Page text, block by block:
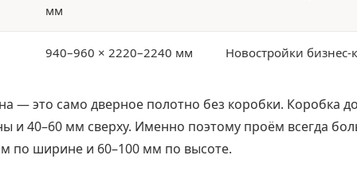
мм
940–960 × 2220–2240 мм Новостройки бизнес-
— это само дверное полотно без коробки. Коробка
и 40–60 мм сверху. Именно поэтому проём всегда
по ширине и 60–100 мм по высоте.